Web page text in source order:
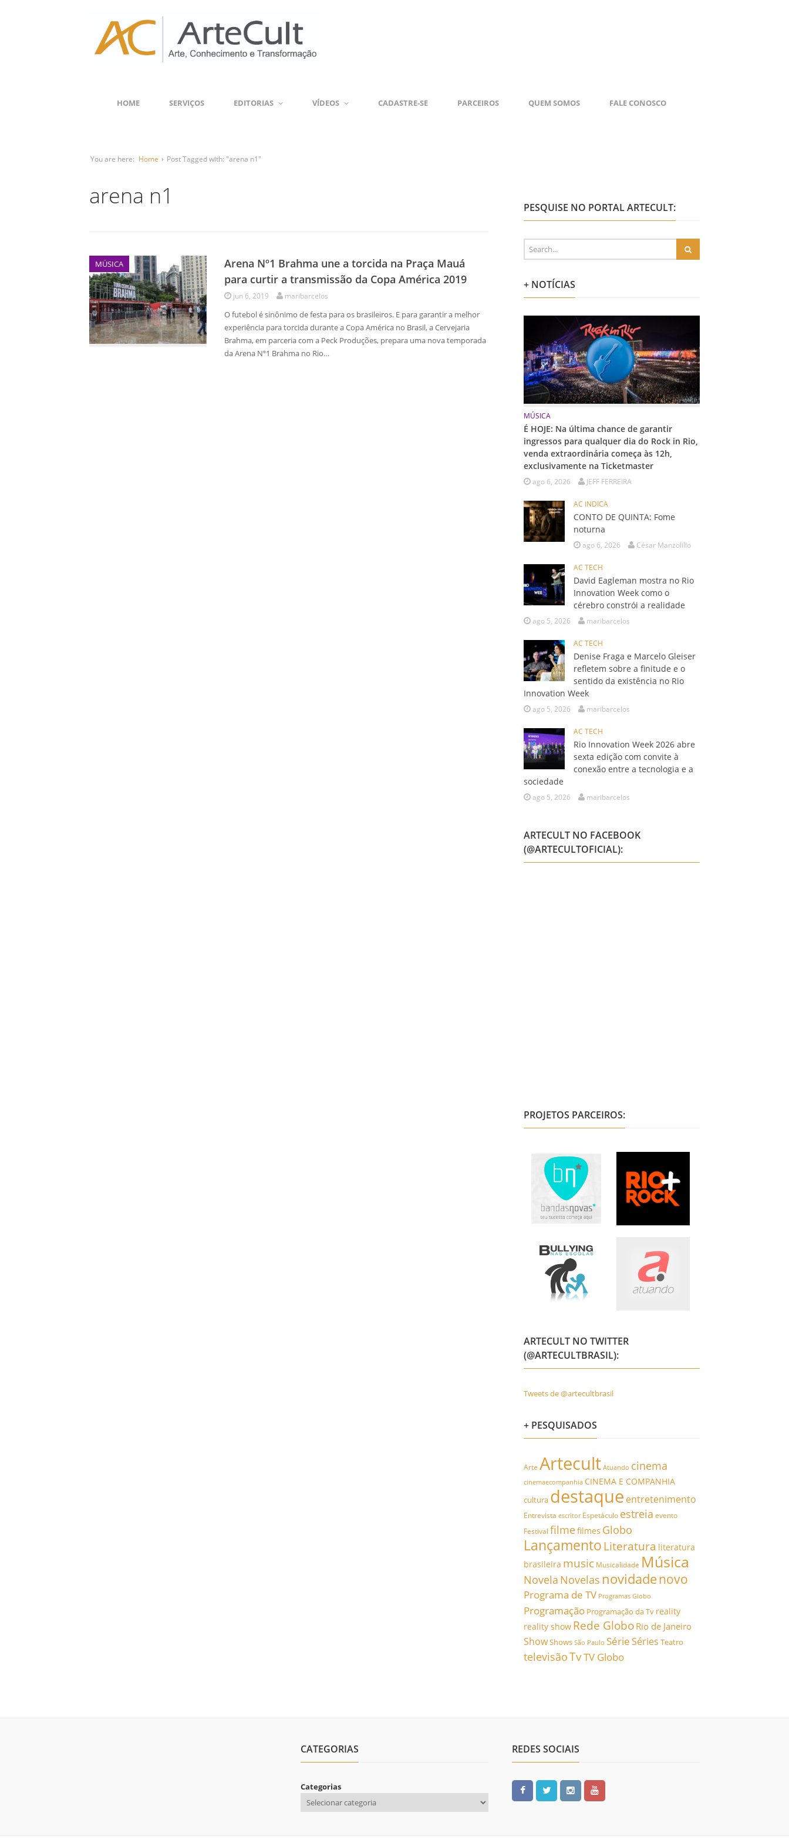
HOME SERVIÇOS EDITORIAS VÍDEOS CADASTRE-SE PARCEIROS QUEM SOMOS FALE CONOSCO
You are here: Home › Post Tagged with: "arena n1"
arena n1
MÚSICA
Arena Nº1 Brahma une a torcida na Praça Mauá
para curtir a transmissão da Copa América 2019
jun 6, 2019 maribarcelos
O futebol é sinônimo de festa para os brasileiros. E para garantir a melhor
experiência para torcida durante a Copa América no Brasil, a Cervejaria
Brahma, em parceria com a Peck Produções, prepara uma nova temporada
da Arena Nº1 Brahma no Rio…
PESQUISE NO PORTAL ARTECULT:
+ NOTÍCIAS
MÚSICA
É HOJE: Na última chance de garantir
ingressos para qualquer dia do Rock in Rio,
venda extraordinária começa às 12h,
exclusivamente na Ticketmaster
ago 6, 2026 JEFF FERREIRA
AC INDICA
CONTO DE QUINTA: Fome
noturna
ago 6, 2026 César Manzolillo
AC TECH
David Eagleman mostra no Rio
Innovation Week como o
cérebro constrói a realidade
ago 5, 2026 maribarcelos
AC TECH
Denise Fraga e Marcelo Gleiser
refletem sobre a finitude e o
sentido da existência no Rio
Innovation Week
ago 5, 2026 maribarcelos
AC TECH
Rio Innovation Week 2026 abre
sexta edição com convite à
conexão entre a tecnologia e a
sociedade
ago 5, 2026 maribarcelos
ARTECULT NO FACEBOOK
(@ARTECULTOFICIAL):
PROJETOS PARCEIROS:
ARTECULT NO TWITTER
(@ARTECULTBRASIL):
Tweets de @artecultbrasil
+ PESQUISADOS
Arte Artecult Atuando cinema
cinemaecompanhia CINEMA E COMPANHIA
cultura destaque entretenimento
Entrevista escritor Espetáculo estreia evento
Festival filmefilmes Globo
Lançamento Literatura literatura
brasileira music Musicalidade Música
Novela Novelas novidadenovo
Programa de TV Programas Globo
Programação Programação da Tv reality
reality show Rede Globo Rio de Janeiro
ShowShows São Paulo SérieSéries Teatro
televisãoTvTV Globo
CATEGORIAS
Categorias
REDES SOCIAIS